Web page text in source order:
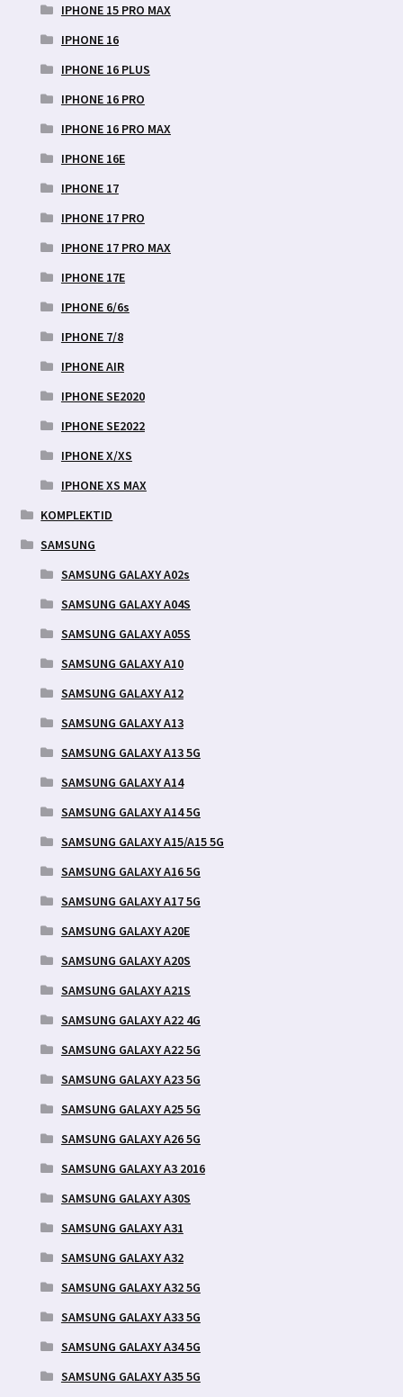
IPHONE 15 PRO MAX
IPHONE 16
IPHONE 16 PLUS
IPHONE 16 PRO
IPHONE 16 PRO MAX
IPHONE 16E
IPHONE 17
IPHONE 17 PRO
IPHONE 17 PRO MAX
IPHONE 17E
IPHONE 6/6s
IPHONE 7/8
IPHONE AIR
IPHONE SE2020
IPHONE SE2022
IPHONE X/XS
IPHONE XS MAX
KOMPLEKTID
SAMSUNG
SAMSUNG GALAXY A02s
SAMSUNG GALAXY A04S
SAMSUNG GALAXY A05S
SAMSUNG GALAXY A10
SAMSUNG GALAXY A12
SAMSUNG GALAXY A13
SAMSUNG GALAXY A13 5G
SAMSUNG GALAXY A14
SAMSUNG GALAXY A14 5G
SAMSUNG GALAXY A15/A15 5G
SAMSUNG GALAXY A16 5G
SAMSUNG GALAXY A17 5G
SAMSUNG GALAXY A20E
SAMSUNG GALAXY A20S
SAMSUNG GALAXY A21S
SAMSUNG GALAXY A22 4G
SAMSUNG GALAXY A22 5G
SAMSUNG GALAXY A23 5G
SAMSUNG GALAXY A25 5G
SAMSUNG GALAXY A26 5G
SAMSUNG GALAXY A3 2016
SAMSUNG GALAXY A30S
SAMSUNG GALAXY A31
SAMSUNG GALAXY A32
SAMSUNG GALAXY A32 5G
SAMSUNG GALAXY A33 5G
SAMSUNG GALAXY A34 5G
SAMSUNG GALAXY A35 5G